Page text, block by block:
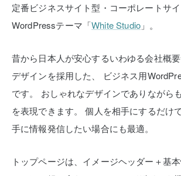
定番ビジネスサイト型・コーポレートサ
WordPressテーマ「White Studio 」。
昔から日本人が安心するいわゆる会社概
デザインを採用した、
ビジネス用
です。
おしゃれなデザインでありながら
を表現できます。
個人を相手にするだけ
手に情報発信したい場合にも最適。
トップページは、イメージヘッダー＋基